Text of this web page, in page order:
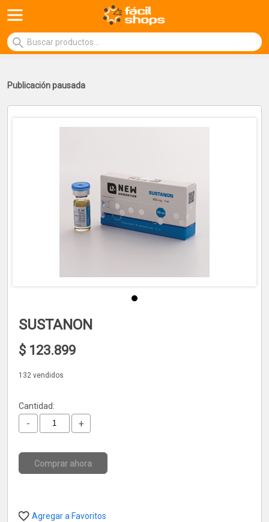
Publicación pausada
SUSTANON
$ 123.899
132 vendidos
Cantidad:
- +
Comprar ahora
Agregar a Favoritos